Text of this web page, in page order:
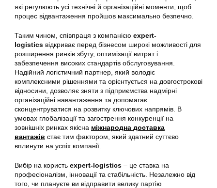
які регулюють усі технічні й організаційні моменти, щоб
процес відвантаження пройшов максимально безпечно.
Таким чином, співпраця з компанією expert-
logistics відкриває перед бізнесом широкі можливості для
розширення ринків збуту, оптимізації витрат і
забезпечення високих стандартів обслуговування.
Надійний логістичний партнер, який володіє
комплексними рішеннями та орієнтується на довгострокові
відносини, дозволяє зняти з підприємства надмірні
організаційні навантаження та допомагає
сконцентруватися на розвитку ключових напрямів. В
умовах глобалізації та загострення конкуренції на
зовнішніх ринках якісна міжнародна доставка
вантажів стає тим фактором, який здатний суттєво
вплинути на успіх компанії.
Вибір на користь expert-logistics – це ставка на
професіоналізм, інновації та стабільність. Незалежно від
того, чи плануєте ви відправити велику партію